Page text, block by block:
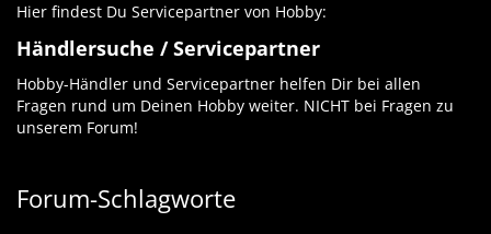
Hier findest Du Servicepartner von Hobby:
Händlersuche / Servicepartner
Hobby-Händler und Servicepartner helfen Dir bei allen
Fragen rund um Deinen Hobby weiter. NICHT bei Fragen zu
unserem Forum!
Forum-Schlagworte